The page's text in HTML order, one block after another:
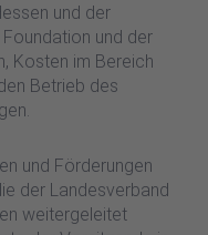
und der
und der
Kosten im Bereich
Betrieb des
und Förderungen
der Landesverband
weitergeleitet